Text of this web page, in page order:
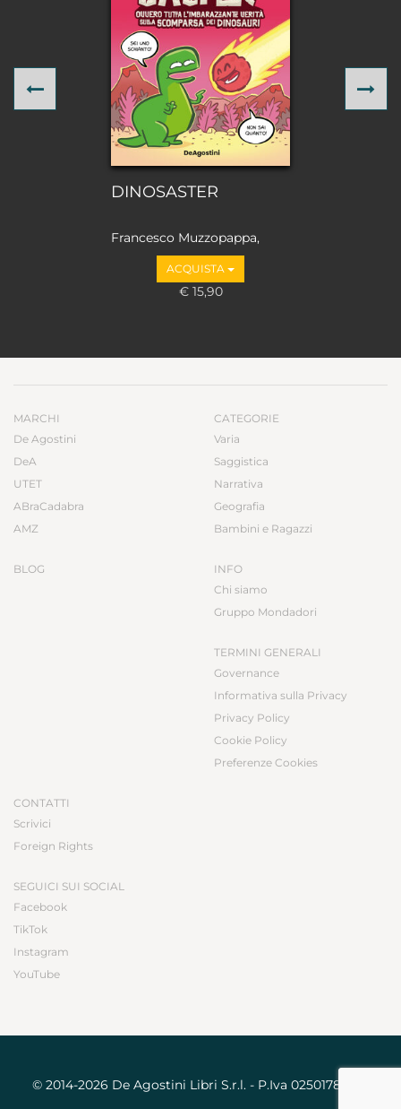
DINOSASTER
Francesco Muzzopappa,
ACQUISTA
€ 15,90
Previous
MARCHI
De Agostini
DeA
UTET
ABraCadabra
AMZ
BLOG
CATEGORIE
Varia
Saggistica
Narrativa
Geografia
Bambini e Ragazzi
INFO
Chi siamo
Gruppo Mondadori
TERMINI GENERALI
Governance
Informativa sulla Privacy
Privacy Policy
Cookie Policy
Preferenze Cookies
CONTATTI
Scrivici
Foreign Rights
SEGUICI SUI SOCIAL
Facebook
TikTok
Instagram
YouTube
© 2014-2026 De Agostini Libri S.r.l. - P.Iva 02501780031